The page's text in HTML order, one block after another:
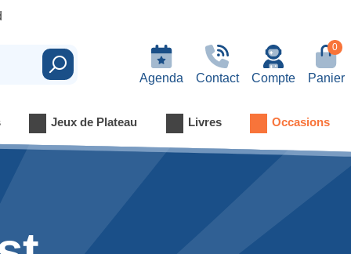
Agenda Contact
Rechercher Compte
0
Panier
Jeux de Plateau Livres Occasions